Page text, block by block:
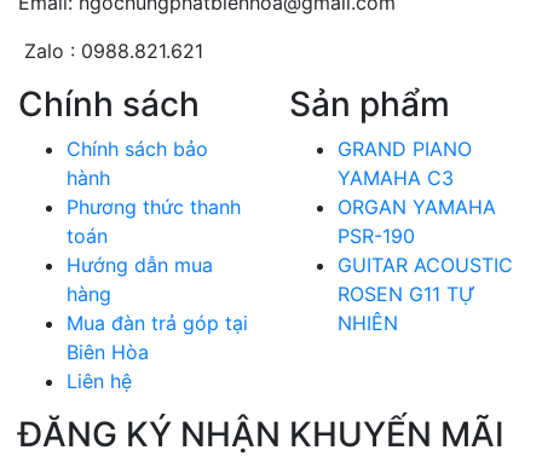
Zalo : 0988.821.621
Chính sách
Chính sách bảo
hành
Phương thức thanh
toán
Hướng dẫn mua
hàng
Mua đàn trả góp tại
Biên Hòa
Liên hệ
Sản phẩm
GRAND PIANO
YAMAHA C3
ORGAN YAMAHA
PSR-190
GUITAR ACOUSTIC
ROSEN G11 TỰ
NHIÊN
ĐĂNG KÝ NHẬN KHUYẾN MÃI